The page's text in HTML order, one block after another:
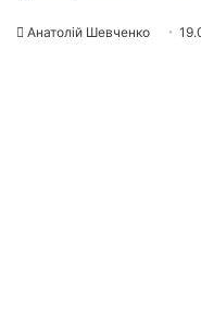
Анатолій Шевченко